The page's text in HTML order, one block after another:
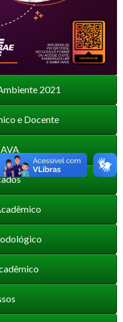
2021
e Docente